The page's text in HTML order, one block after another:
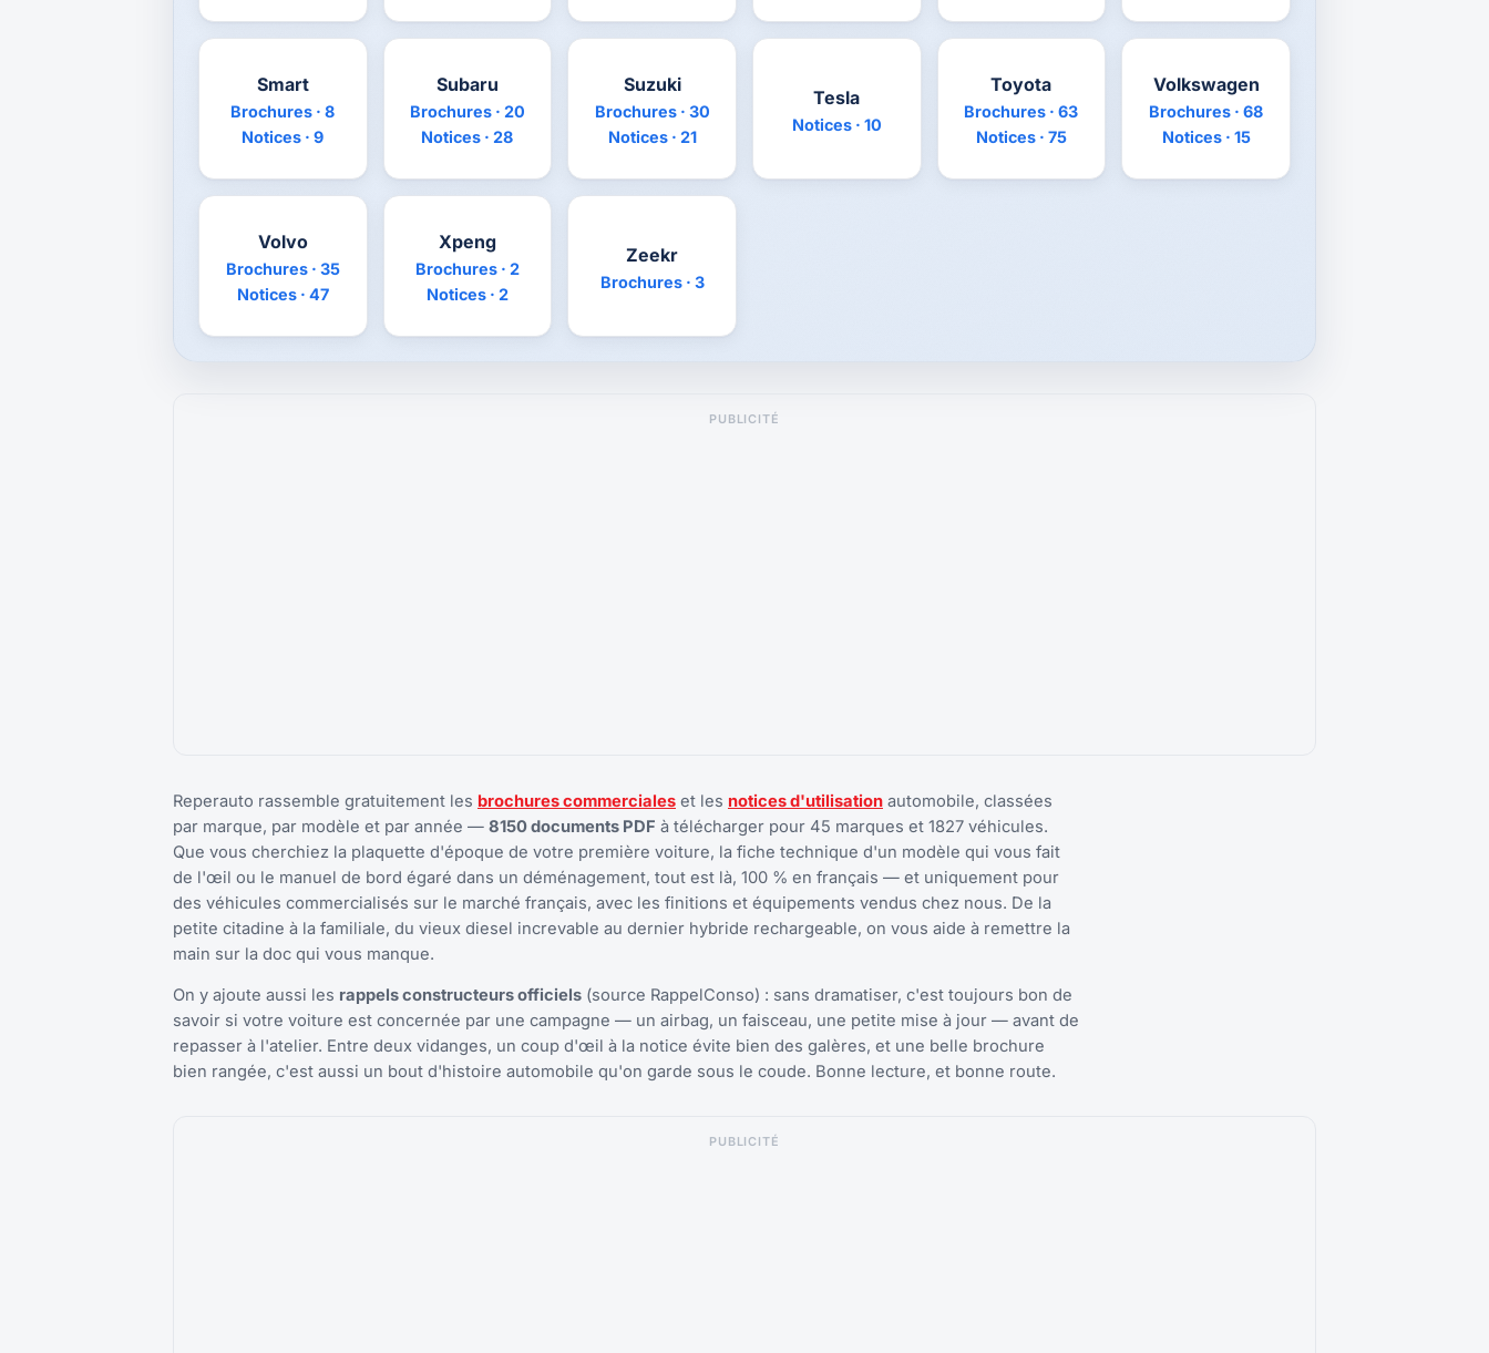
Smart
Brochures · 8
Notices · 9
Subaru
Brochures · 20
Notices · 28
Suzuki
Brochures · 30
Notices · 21
Tesla
Notices · 10
Toyota
Brochures · 63
Notices · 75
Volkswagen
Brochures · 68
Notices · 15
Volvo
Brochures · 35
Notices · 47
Xpeng
Brochures · 2
Notices · 2
Zeekr
Brochures · 3
PUBLICITÉ
Reperauto rassemble gratuitement les brochures commerciales et les notices d'utilisation automobile, classées
par marque, par modèle et par année — 8150 documents PDF à télécharger pour 45 marques et 1827 véhicules.
Que vous cherchiez la plaquette d'époque de votre première voiture, la fiche technique d'un modèle qui vous fait
de l'œil ou le manuel de bord égaré dans un déménagement, tout est là, 100 % en français — et uniquement pour
des véhicules commercialisés sur le marché français, avec les finitions et équipements vendus chez nous. De la
petite citadine à la familiale, du vieux diesel increvable au dernier hybride rechargeable, on vous aide à remettre la
main sur la doc qui vous manque.
On y ajoute aussi les rappels constructeurs officiels (source RappelConso) : sans dramatiser, c'est toujours bon de
savoir si votre voiture est concernée par une campagne — un airbag, un faisceau, une petite mise à jour — avant de
repasser à l'atelier. Entre deux vidanges, un coup d'œil à la notice évite bien des galères, et une belle brochure
bien rangée, c'est aussi un bout d'histoire automobile qu'on garde sous le coude. Bonne lecture, et bonne route.
PUBLICITÉ